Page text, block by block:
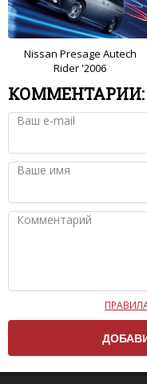
Nissan Presage Autech
Rider '2006
КОММЕНТАРИИ:
Ваш e-mail
Ваше имя
Комментарий
Чтобы ваш
вам нужно
Комментарий